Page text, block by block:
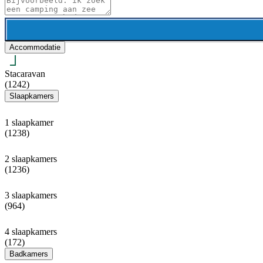
Accommodatie
Stacaravan
(1242)
Slaapkamers
1 slaapkamer
(1238)
2 slaapkamers
(1236)
3 slaapkamers
(964)
4 slaapkamers
(172)
Badkamers